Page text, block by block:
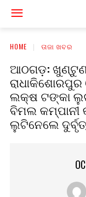
HOME ତାଜା ଖବର
ଆଠଗଡ଼:
ଲକ୍ଷ ଟଙ୍କା
ବିମଲ କମ୍ପାନୀ
ଲୁଟିନେଲେ